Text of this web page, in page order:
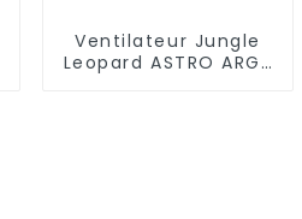
Ventilateur Jungle
Leopard ASTRO ARGB